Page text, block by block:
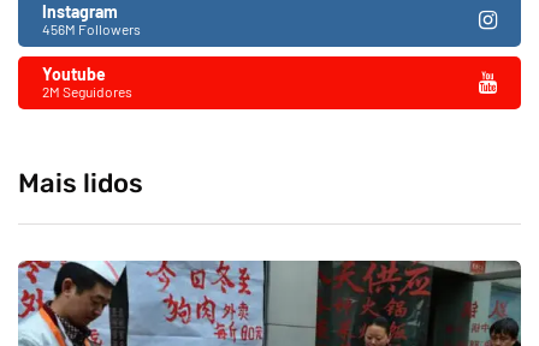
Instagram
456M Followers
Youtube
2M Seguidores
Mais lidos